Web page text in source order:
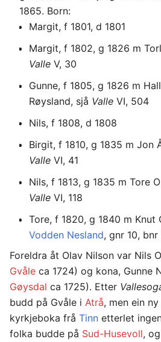
1865. Born:
Margit, f 1801, d 1801
Margit, f 1802, g 1826 m
Valle V, 30
Gunne, f 1805, g 1826 m
Røysland, sjå Valle VI, 504
Nils, f 1808, d 1808
Birgit, f 1810, g 1835 m Jon
Valle VI, 41
Nils, f 1813, g 1835 m Tore
Valle VI, 118
Tore, f 1820, g 1840 m Knut
Vodden Nesland, gnr 10, bnr
Foreldra åt Olav Nilson var Nils
Gvåle ca 1724) og kona, Gunne
Gøysdal ca 1725). Etter
budd på Gvåle i Atrå, men ein
kyrkjeboka frå Tinn etterlet
folka budde på Sud-Husevoll,